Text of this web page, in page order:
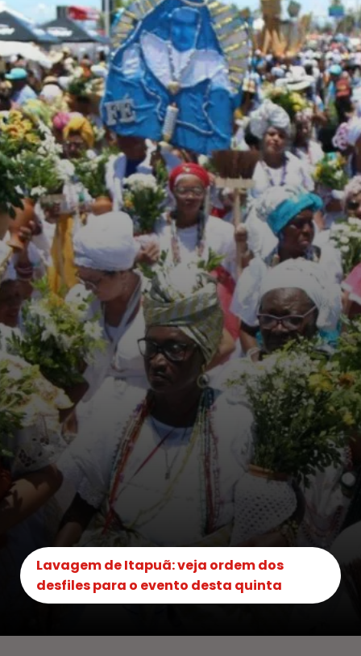
Lavagem de Itapuã: veja ordem dos
desfiles para o evento desta quinta